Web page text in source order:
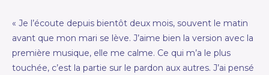
« Je l’écoute depuis bientôt deux mois, souvent le matin
avant que mon mari se lève. J’aime bien la version avec la
première musique, elle me calme. Ce qui m’a le plus
touchée, c’est la partie sur le pardon aux autres. J’ai pensé